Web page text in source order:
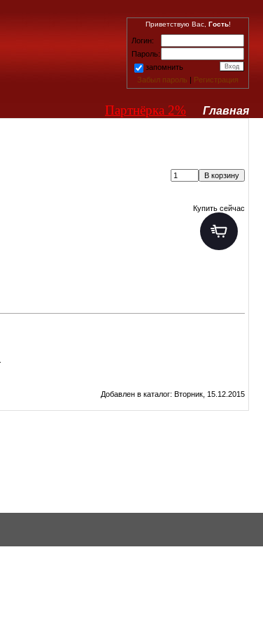
Приветствую Вас, Гость!
Логин:
Пароль:
запомнить
Забыл пароль | Регистрация
Партнёрка 2% Главная
Купить сейчас
Добавлен в каталог: Вторник, 15.12.2015